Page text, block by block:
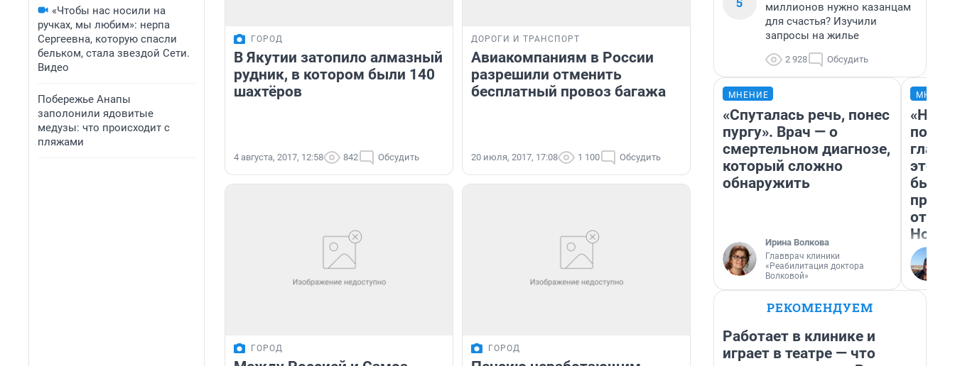
«Чтобы нас носили на
ручках, мы любим»: нерпа
Сергеевна, которую спасли
бельком, стала звездой Сети.
Видео
Побережье Анапы
заполонили ядовитые
медузы: что происходит с
пляжами
ГОРОД
В Якутии затопило алмазный
рудник, в котором были 140
шахтёров
4 августа, 2017, 12:58 842 Обсудить
ДОРОГИ И ТРАНСПОРТ
Авиакомпаниям в России
разрешили отменить
бесплатный провоз багажа
20 июля, 2017, 17:08 1 100 Обсудить
ГОРОД ГОРОД
миллионов нужно казанцам
для счастья? Изучили
запросы на жилье
2 928 Обсудить
МНЕНИЕ
«Спуталась речь, понес
пургу». Врач — о
смертельном диагнозе,
который сложно
обнаружить
Ирина Волкова
Главврач клиники
«Реабилитация доктора
Волковой»
этого
бьет
РЕКОМЕНДУЕМ
Работает в клинике и
играет в театре — что